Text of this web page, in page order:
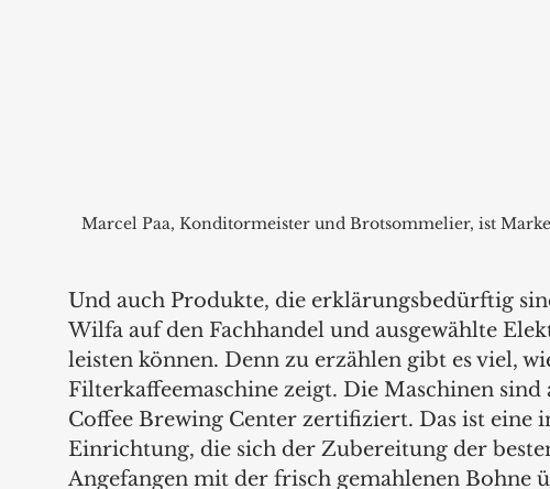
Marcel Paa, Konditormeister und Brotsommelier, ist
Und auch Produkte, die erklärungsbedürftig
Wilfa auf den Fachhandel und ausgewählte
leisten können. Denn zu erzählen gibt es viel,
Filterkaffeemaschine zeigt. Die Maschinen
Coffee Brewing Center zertifiziert. Das ist eine
Einrichtung, die sich der Zubereitung der
Angefangen mit der frisch gemahlenen Bohne